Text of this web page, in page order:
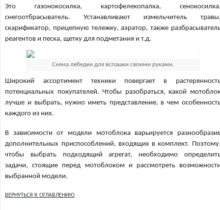
Это газонокосилка, картофелекопалка,
снегоотбрасыватель. Устанавливают измельчитель
скарификатор, прицепную тележку, аэратор, также
реагентов и песка, щетку для подметания и т.д.
Схема лебедки для вспашки своими руками.
Широкий ассортимент техники повергает в
потенциальных покупателей. Чтобы разобраться, какой
лучше и выбрать, нужно иметь представление, в чем
каждого из них.
В зависимости от модели мотоблока варьируется
дополнительных приспособлений, входящих в комплект.
чтобы выбрать подходящий агрегат, необходимо
задачи, стоящие перед мотоблоком и рассмотреть
выбранной модели.
ВЕРНУТЬСЯ К ОГЛАВЛЕНИЮ